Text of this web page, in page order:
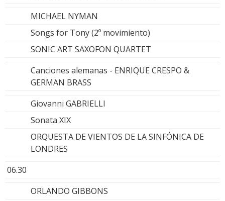
MICHAEL NYMAN
Songs for Tony (2º movimiento)
SONIC ART SAXOFON QUARTET
Canciones alemanas - ENRIQUE CRESPO &
GERMAN BRASS
Giovanni GABRIELLI
Sonata XIX
ORQUESTA DE VIENTOS DE LA SINFÓNICA DE
LONDRES
06.30
ORLANDO GIBBONS